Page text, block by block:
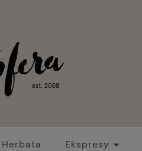
Herbata Ekspresy